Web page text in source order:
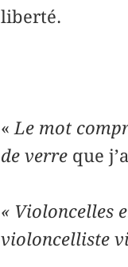
liberté.
« Le mot
de verreque
« Violoncelles
violoncelliste